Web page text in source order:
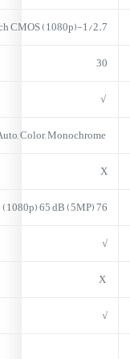
1/2.7-inch CMOS (1080p)
30
√
Color, Monochrome
X
76 dB (1080p) 65 dB (5MP)
√
√